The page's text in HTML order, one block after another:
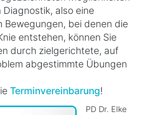
also eine
Bewegungen, bei denen die
entstehen, können Sie
durch zielgerichtete, auf
abgestimmte Übungen
Terminvereinbarung!
PD Dr. Elke